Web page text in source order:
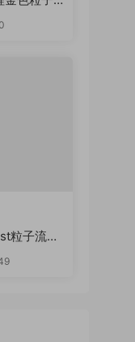
粒子流动